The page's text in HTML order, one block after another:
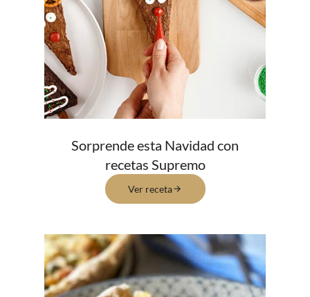
Sorprende esta Navidad con
recetas Supremo
Ver receta